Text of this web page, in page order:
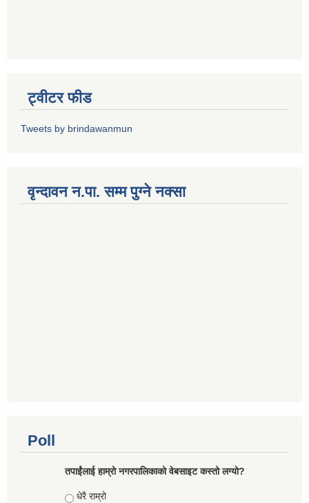
ट्वीटर फीड
Tweets by brindawanmun
वृन्दावन न.पा. सम्म पुग्ने नक्सा
Poll
तपाईंलाई हाम्रो नगरपालिकाको वेबसाइट कस्तो लग्यो?
Choices
धेरै राम्रो